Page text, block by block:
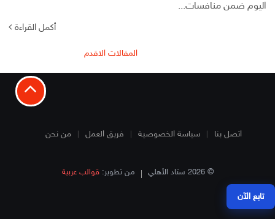
اليوم ضمن منافسات...
أكمل القراءة
المقالات
المقالات الاقدم
اتصل بنا سياسة الخصوصية فريق العمل من نحن
© 2026 ستاد الأهلي من تطوير:قوالب عربية
تابع الآن